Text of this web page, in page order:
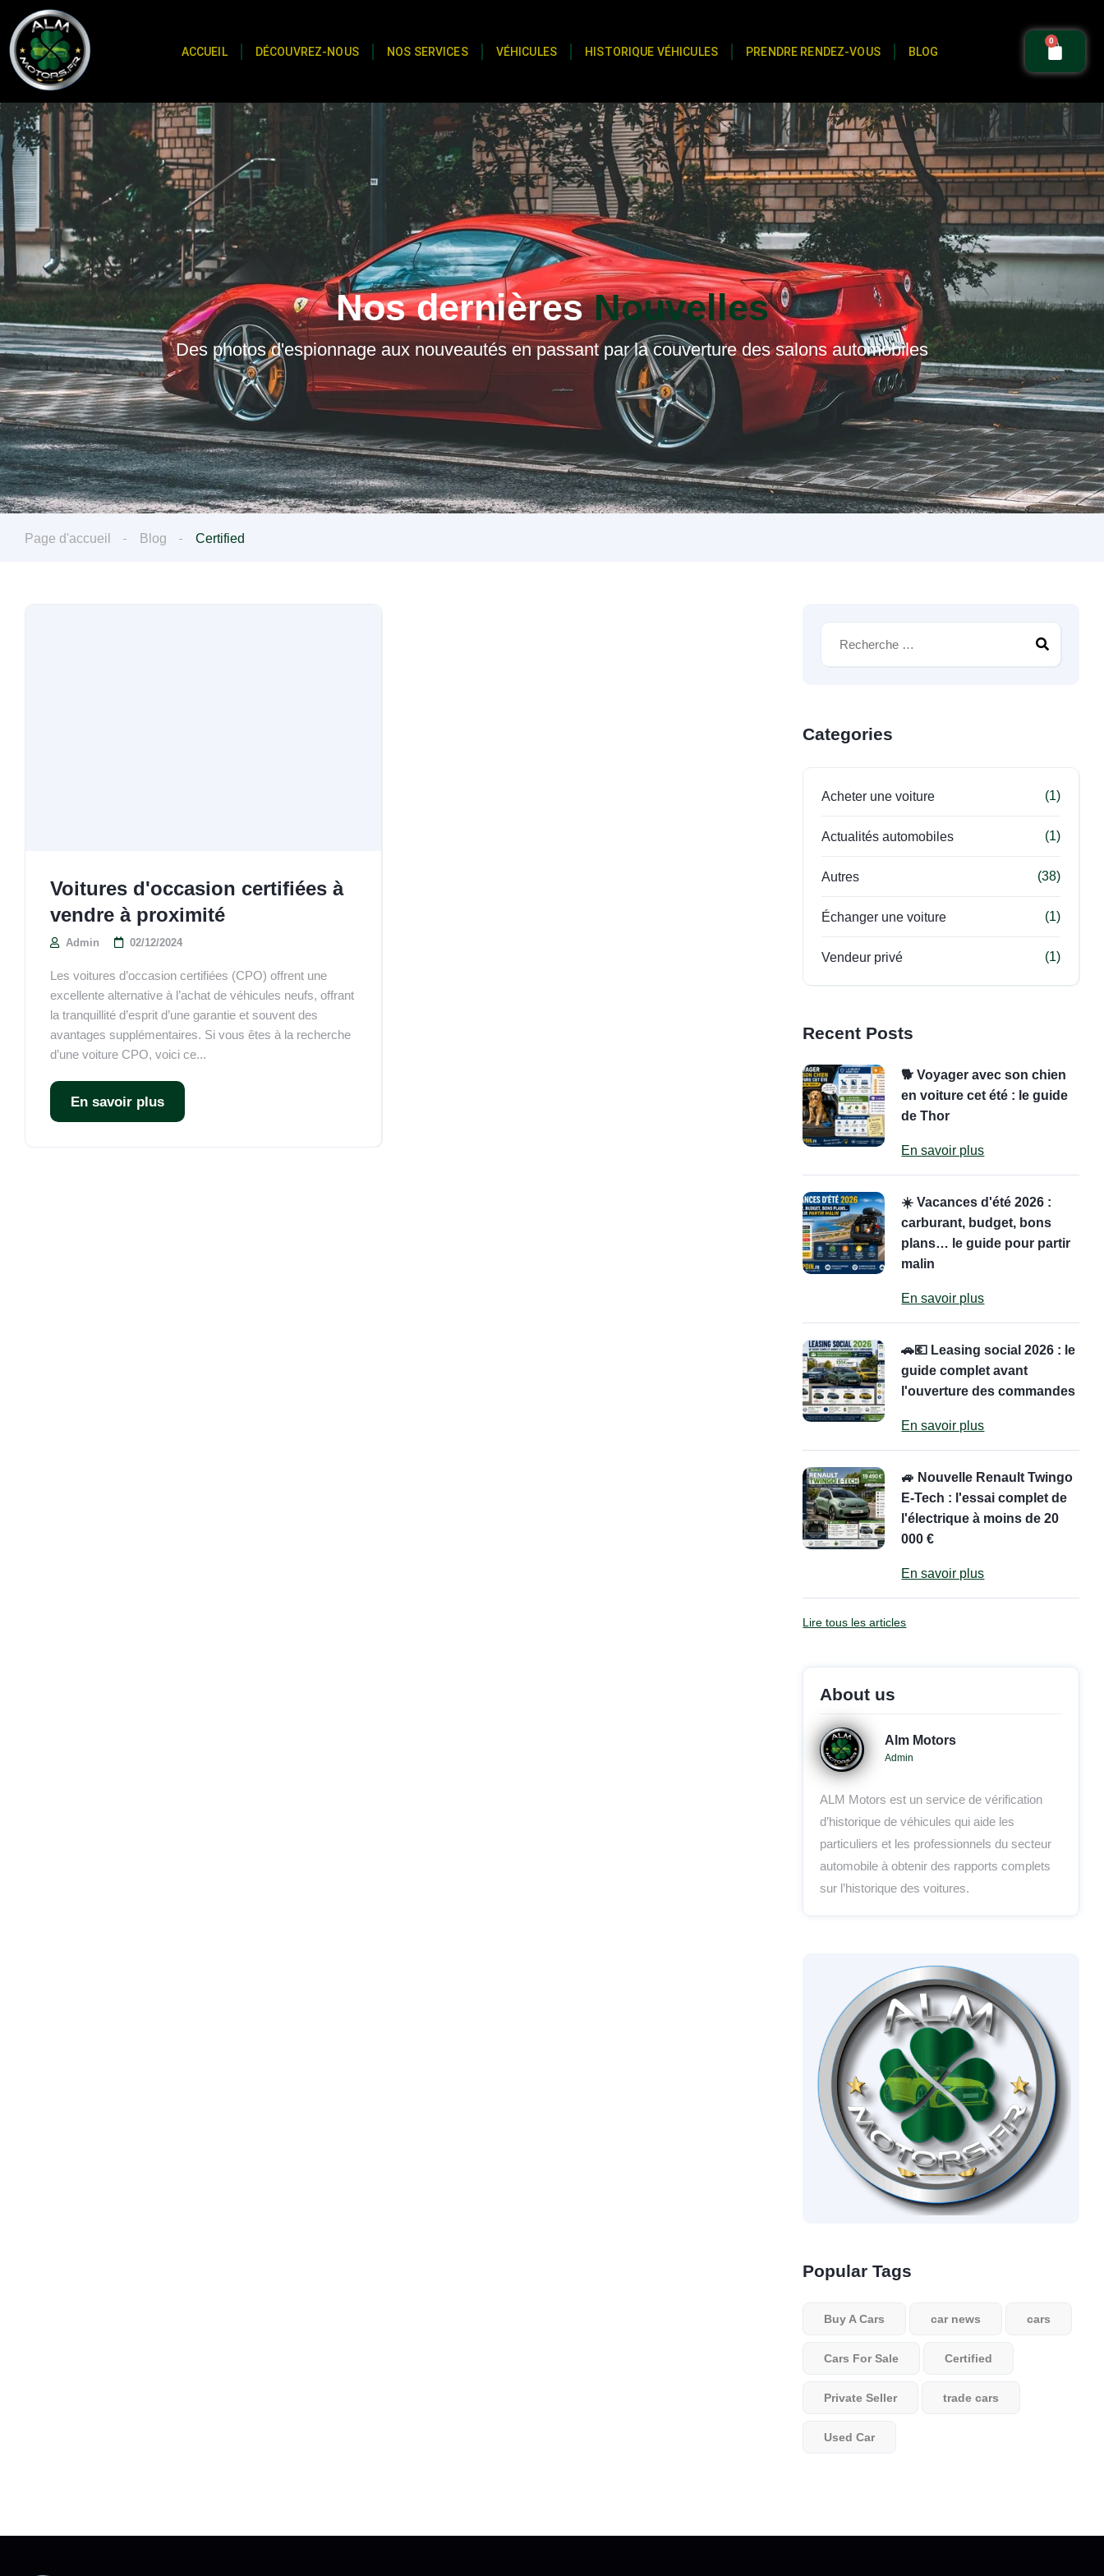
ACCUEIL DÉCOUVREZ-NOUS NOS SERVICES VÉHICULES HISTORIQUE VÉHICULES PRENDRE RENDEZ-VOUS BLOG
0
Nos dernièresNouvelles
Des photos d'espionnage aux nouveautés en passant par la couverture des salons automobiles
Page d'accueil Blog Certified
Voitures d'occasion certifiées à
vendre à proximité
Admin 02/12/2024
Les voitures d’occasion certifiées (CPO) offrent une
excellente alternative à l’achat de véhicules neufs, offrant
la tranquillité d’esprit d’une garantie et souvent des
avantages supplémentaires. Si vous êtes à la recherche
d’une voiture CPO, voici ce...
En savoir plus
Categories
Acheter une voiture (1)
Actualités automobiles (1)
Autres (38)
Échanger une voiture (1)
Vendeur privé (1)
Recent Posts
🐕 Voyager avec son chien
en voiture cet été : le guide
de Thor
En savoir plus
☀️ Vacances d'été 2026 :
carburant, budget, bons
plans… le guide pour partir
malin
En savoir plus
🚗💶 Leasing social 2026 : le
guide complet avant
l'ouverture des commandes
En savoir plus
🚙 Nouvelle Renault Twingo
E-Tech : l'essai complet de
l'électrique à moins de 20
000 €
En savoir plus
Lire tous les articles
About us
Alm Motors
Admin
ALM Motors est un service de vérification
d’historique de véhicules qui aide les
particuliers et les professionnels du secteur
automobile à obtenir des rapports complets
sur l’historique des voitures.
Popular Tags
Buy A Cars car news cars
Cars For Sale Certified
Private Seller trade cars
Used Car